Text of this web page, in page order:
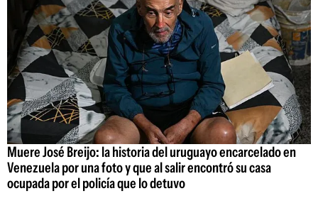
Muere José Breijo: la historia del uruguayo encarcelado en
Venezuela por una foto y que al salir encontró su casa
ocupada por el policía que lo detuvo